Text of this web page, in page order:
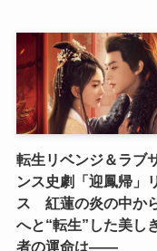
転生リベンジ＆ラブ
ンス史劇「迎鳳帰」
ス 紅蓮の炎の中か
へと“転生”した美し
者の運命は――